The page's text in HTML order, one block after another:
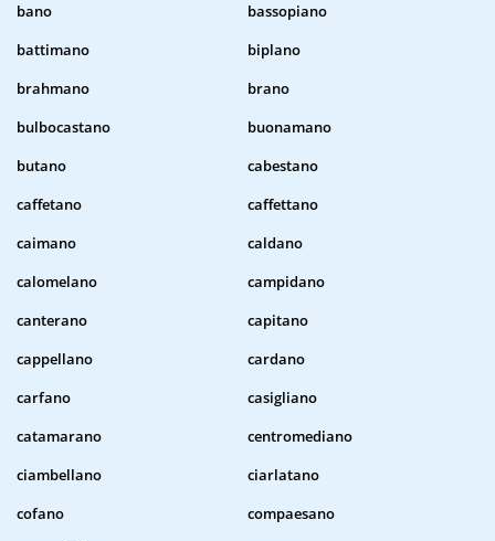
bano
bassopiano
battimano
biplano
brahmano
brano
bulbocastano
buonamano
butano
cabestano
caffetano
caffettano
caimano
caldano
calomelano
campidano
canterano
capitano
cappellano
cardano
carfano
casigliano
catamarano
centromediano
ciambellano
ciarlatano
cofano
compaesano